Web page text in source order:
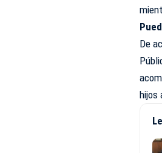
De
hijos